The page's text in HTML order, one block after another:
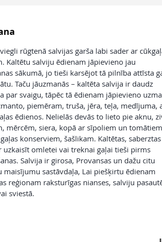
rūgtenā salvijas garša labi sader ar
Kaltētu salviju ēdienam jāpievieno jau
sākumā, jo tieši karsējot tā pilnība attīsta
Taču jāuzmanās – kaltēta salvija ir daudz
par svaigu, tāpēc tā ēdienam jāpievieno
piemēram, truša, jēra, teļa, medījuma,
ēdienos. Nelielās devās to lieto pie aknu,
mērcēm, siera, kopā ar sīpoliem un tomātiem
konserviem, šašlikam. Kaltētas, saberztas
uzkaisīt omletei vai treknai gaļai tieši pirms
Salvija ir girosa, Provansas un dažu citu
maisījumu sastāvdaļa, Lai piešķirtu ēdienam
reģionam raksturīgas nianses, salviju
sviestā.